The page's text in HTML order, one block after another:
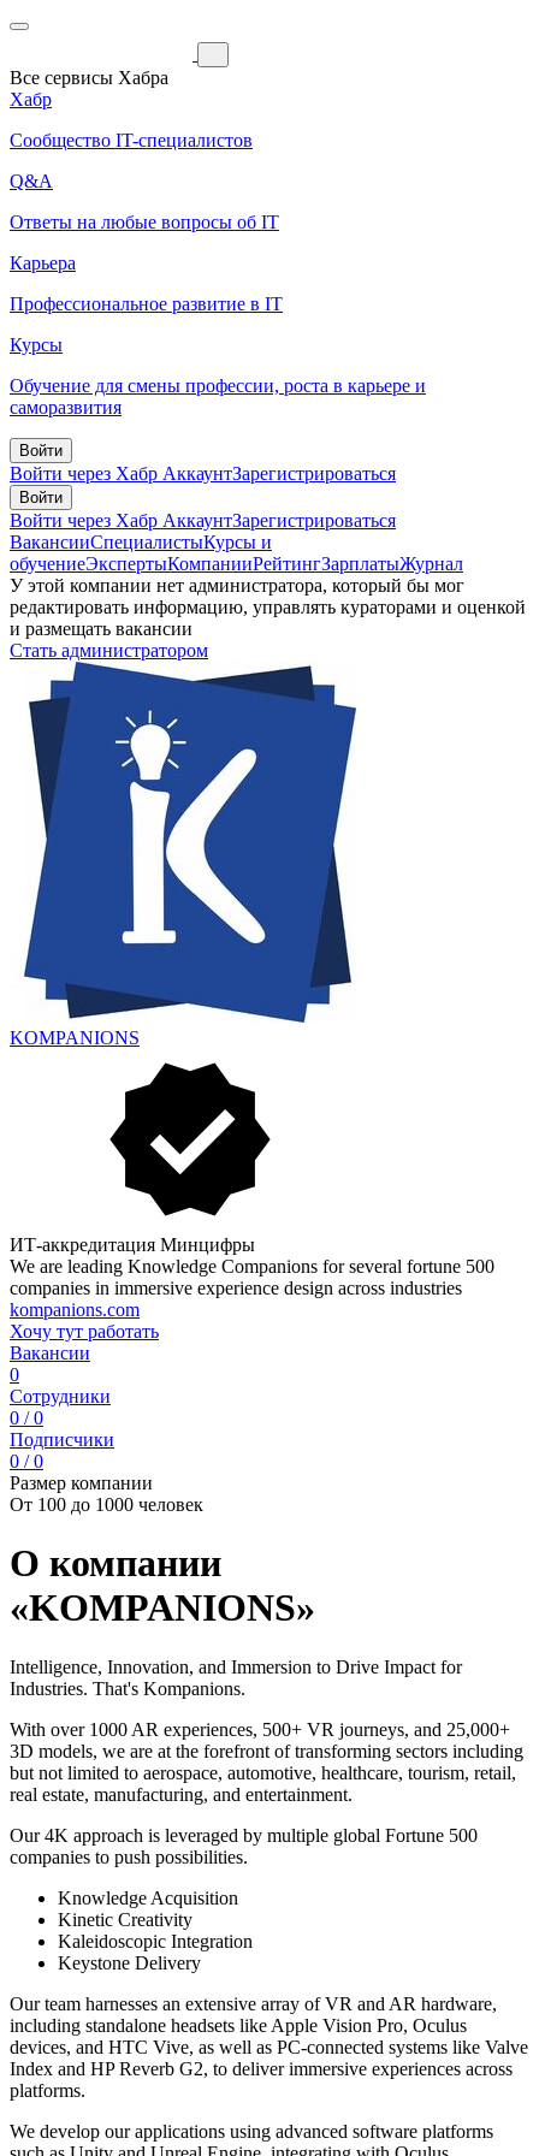
Все сервисы Хабра
Хабр
Сообщество IT-специалистов
Q&A
Ответы на любые вопросы об IT
Карьера
Профессиональное развитие в IT
Курсы
Обучение для смены профессии, роста в карьере и
саморазвития
Войти
Войти через Хабр АккаунтЗарегистрироваться
Войти
Войти через Хабр АккаунтЗарегистрироваться
ВакансииСпециалистыКурсы и
обучениеЭкспертыКомпанииРейтингЗарплатыЖурнал
У этой компании нет администратора, который бы мог
редактировать информацию, управлять кураторами и оценкой
и размещать вакансии
Стать администратором
KOMPANIONS
ИТ-аккредитация Минцифры
We are leading Knowledge Companions for several fortune 500
companies in immersive experience design across industries
kompanions.com
Хочу тут работать
Вакансии
0
Сотрудники
0 / 0
Подписчики
0 / 0
Размер компании
От 100 до 1000 человек
О компании
«KOMPANIONS»
Intelligence, Innovation, and Immersion to Drive Impact for
Industries. That's Kompanions.
With over 1000 AR experiences, 500+ VR journeys, and 25,000+
3D models, we are at the forefront of transforming sectors including
but not limited to aerospace, automotive, healthcare, tourism, retail,
real estate, manufacturing, and entertainment.
Our 4K approach is leveraged by multiple global Fortune 500
companies to push possibilities.
Knowledge Acquisition
Kinetic Creativity
Kaleidoscopic Integration
Keystone Delivery
Our team harnesses an extensive array of VR and AR hardware,
including standalone headsets like Apple Vision Pro, Oculus
devices, and HTC Vive, as well as PC-connected systems like Valve
Index and HP Reverb G2, to deliver immersive experiences across
platforms.
We develop our applications using advanced software platforms